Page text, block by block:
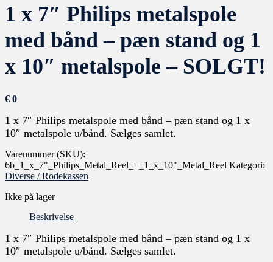
1 x 7″ Philips metalspole
med bånd – pæn stand og 1
x 10″ metalspole – SOLGT!
€ 0
1 x 7″ Philips metalspole med bånd – pæn stand og 1 x
10″ metalspole u/bånd. Sælges samlet.
Varenummer (SKU):
6b_1_x_7"_Philips_Metal_Reel_+_1_x_10"_Metal_Reel Kategori:
Diverse / Rodekassen
Ikke på lager
Beskrivelse
1 x 7″ Philips metalspole med bånd – pæn stand og 1 x
10″ metalspole u/bånd. Sælges samlet.